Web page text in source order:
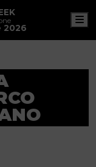
2026